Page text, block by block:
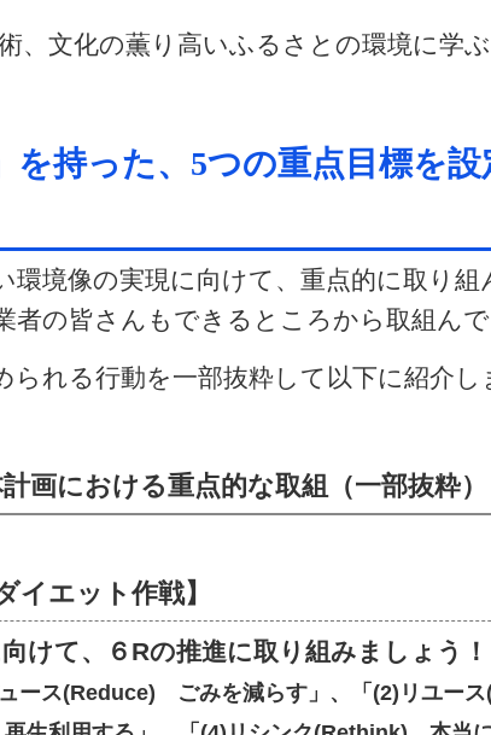
文化の薫り高いふるさとの環境に学
を持った、 5つの重点目標を
境像の実現に向けて、重点的に取り
者の皆さんもできるところから取組ん
れる行動を一部抜粋して以下に紹介
画における重点的な取組 （一部抜粋）
イエット作戦】
けて、６Rの推進に取り組みましょう！
ース(Reduce) ごみを減らす」、「(2)リユー